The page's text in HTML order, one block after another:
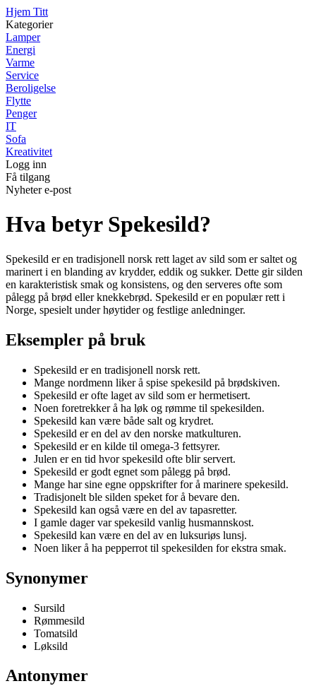
Hjem Titt
Kategorier
Lamper
Energi
Varme
Service
Beroligelse
Flytte
Penger
IT
Sofa
Kreativitet
Logg inn
Få tilgang
Nyheter e-post
Hva betyr Spekesild?
Spekesild er en tradisjonell norsk rett laget av sild som er saltet og
marinert i en blanding av krydder, eddik og sukker. Dette gir silden
en karakteristisk smak og konsistens, og den serveres ofte som
pålegg på brød eller knekkebrød. Spekesild er en populær rett i
Norge, spesielt under høytider og festlige anledninger.
Eksempler på bruk
Spekesild er en tradisjonell norsk rett.
Mange nordmenn liker å spise spekesild på brødskiven.
Spekesild er ofte laget av sild som er hermetisert.
Noen foretrekker å ha løk og rømme til spekesilden.
Spekesild kan være både salt og krydret.
Spekesild er en del av den norske matkulturen.
Spekesild er en kilde til omega-3 fettsyrer.
Julen er en tid hvor spekesild ofte blir servert.
Spekesild er godt egnet som pålegg på brød.
Mange har sine egne oppskrifter for å marinere spekesild.
Tradisjonelt ble silden speket for å bevare den.
Spekesild kan også være en del av tapasretter.
I gamle dager var spekesild vanlig husmannskost.
Spekesild kan være en del av en luksuriøs lunsj.
Noen liker å ha pepperrot til spekesilden for ekstra smak.
Synonymer
Sursild
Rømmesild
Tomatsild
Løksild
Antonymer